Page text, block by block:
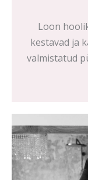
Loon
kestavad ja
valmistatud